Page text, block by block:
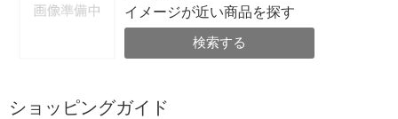
イメージが近い商品を探す
検索する
ショッピングガイド